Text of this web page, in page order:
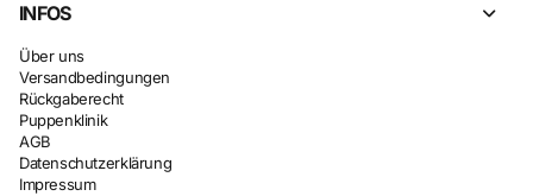
INFOS
Über uns
Versandbedingungen
Rückgaberecht
Puppenklinik
AGB
Datenschutzerklärung
Impressum